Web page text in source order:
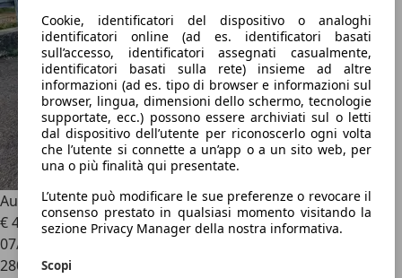
Cookie, identificatori del dispositivo o analoghi
identificatori online (ad es. identificatori basati
sull’accesso, identificatori assegnati casualmente,
identificatori basati sulla rete) insieme ad altre
informazioni (ad es. tipo di browser e informazioni sul
browser, lingua, dimensioni dello schermo, tecnologie
supportate, ecc.) possono essere archiviati sul o letti
dal dispositivo dell’utente per riconoscerlo ogni volta
che l’utente si connette a un’app o a un sito web, per
una o più finalità qui presentate.
L’utente può modificare le sue preferenze o revocare il
consenso prestato in qualsiasi momento visitando la
sezione Privacy Manager della nostra informativa.
Scopi
Audi A4Avant 2.0 tdi Ambiente Plus
€ 4.300
07/2011
280.524 km